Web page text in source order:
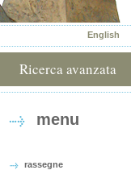
English
Ricerca avanzata
menu
rassegne